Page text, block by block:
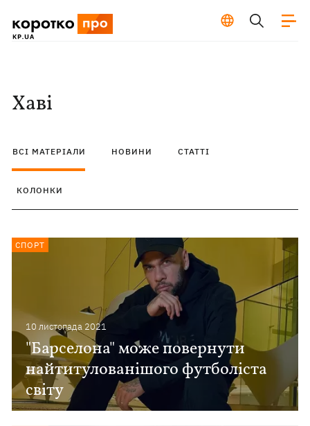
Хаві
ВСІ МАТЕРІАЛИ НОВИНИ СТАТТІ
КОЛОНКИ
10 листопада 2021
"Барселона" може повернути
найтитулованішого футболіста
світу
СПОРТ